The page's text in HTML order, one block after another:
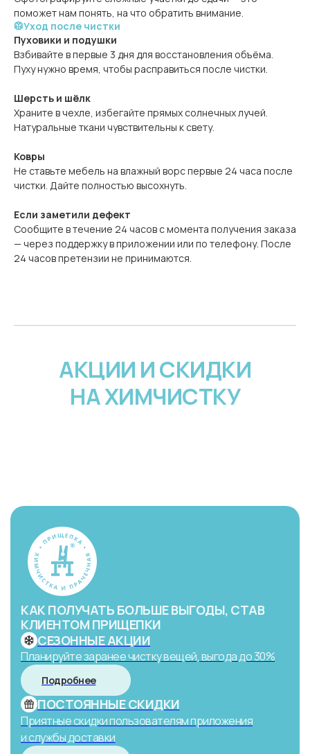
поможет нам понять, на что обратить внимание.
🥼Уход после чистки
Пуховики и подушки
Взбивайте в первые 3 дня для восстановления объёма.
Пуху нужно время, чтобы расправиться после чистки.
Шерсть и шёлк
Храните в чехле, избегайте прямых солнечных лучей.
Натуральные ткани чувствительны к свету.
Ковры
Не ставьте мебель на влажный ворс первые 24 часа после
чистки. Дайте полностью высохнуть.
Если заметили дефект
Сообщите в течение 24 часов с момента получения заказа
— через поддержку в приложении или по телефону. После
24 часов претензии не принимаются.
АКЦИИ И СКИДКИ
НА ХИМЧИСТКУ
СЕЗОННЫЕ АКЦИИ
Планируйте заранее чистку вещей, выгода до 30%
Подробнее
ПОСТОЯННЫЕ СКИДКИ
Приятные скидки пользователям приложения
и службы доставки
КАК ПОЛУЧАТЬ БОЛЬШЕ ВЫГОДЫ, СТАВ
КЛИЕНТОМ ПРИЩЕПКИ